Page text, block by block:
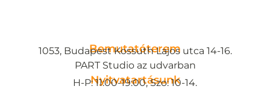
Bemutatóterem
1053, Budapest Kossuth Lajos utca 14-16.
PART Studio az udvarban
Nyitvatartásunk
H-P: 11:00-19:00, Szo: 10-14.